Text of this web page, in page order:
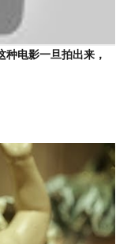
种电影一旦拍出来，